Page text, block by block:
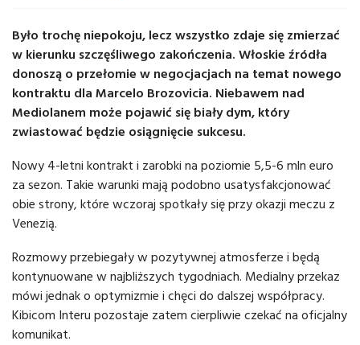
Było trochę niepokoju, lecz wszystko zdaje się zmierzać
w kierunku szczęśliwego zakończenia. Włoskie źródła
donoszą o przełomie w negocjacjach na temat nowego
kontraktu dla Marcelo Brozovicia. Niebawem nad
Mediolanem może pojawić się biały dym, który
zwiastować będzie osiągnięcie sukcesu.
Nowy 4-letni kontrakt i zarobki na poziomie 5,5-6 mln euro
za sezon. Takie warunki mają podobno usatysfakcjonować
obie strony, które wczoraj spotkały się przy okazji meczu z
Venezią.
Rozmowy przebiegały w pozytywnej atmosferze i będą
kontynuowane w najbliższych tygodniach. Medialny przekaz
mówi jednak o optymizmie i chęci do dalszej współpracy.
Kibicom Interu pozostaje zatem cierpliwie czekać na oficjalny
komunikat.